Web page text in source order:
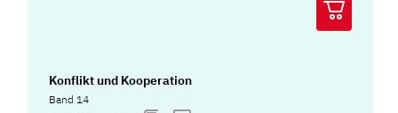
Konflikt und Kooperation
Band 14